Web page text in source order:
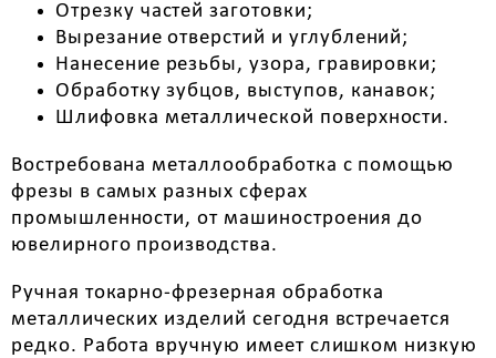
Отрезку частей заготовки;
Вырезание отверстий и углублений;
Нанесение резьбы, узора, гравировки;
Обработку зубцов, выступов, канавок;
Шлифовка металлической поверхности.
Востребована металлообработка с помощью
фрезы в самых разных сферах
промышленности, от машиностроения до
ювелирного производства.
Ручная токарно-фрезерная обработка
металлических изделий сегодня встречается
редко. Работа вручную имеет слишком низкую